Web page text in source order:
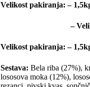
Velikost pakiranja: –
– Veliki
Velikost pakiranja: –
Sestava: Bela riba (27%),
lososova moka (12%),